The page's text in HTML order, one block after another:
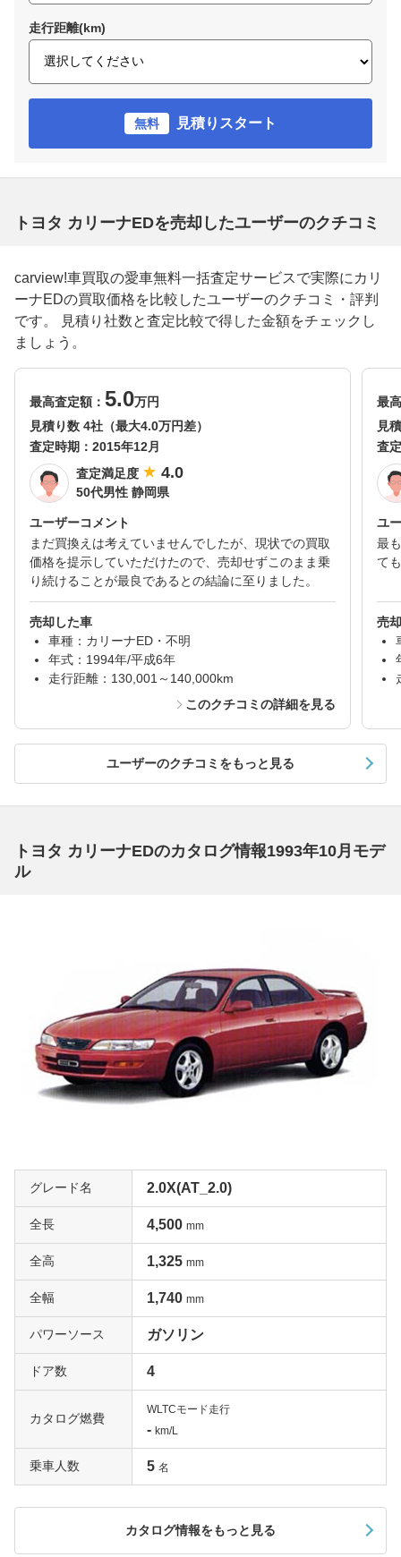
走行距離(km)
無料 見積りスタート
トヨタ カリーナEDを売却したユーザーのクチコミ
carview!車買取の愛車無料一括査定サービスで実際にカリ
ーナEDの買取価格を比較したユーザーのクチコミ・評判
です。 見積り社数と査定比較で得した金額をチェックし
ましょう。
最高査定額： 5.0万円
見積り数 4社（最大4.0万円差）
査定時期： 2015年12月
査定満足度
4.0
50代男性 静岡県
ユーザーコメント
まだ買換えは考えていませんでしたが、現状での買取
価格を提示していただけたので、売却せずこのまま乗
り続けることが最良であるとの結論に至りました。
売却した車
車種：カリーナED・不明
年式：1994年/平成6年
走行距離：130,001～140,000km
このクチコミの詳細を見る
最
見
査
ユ
最
て
売
ユーザーのクチコミをもっと見る
トヨタ カリーナEDのカタログ情報1993年10月モデ
ル
グレード名 2.0X(AT_2.0)
全長 4,500 mm
全高 1,325 mm
全幅 1,740 mm
パワーソース ガソリン
ドア数 4
カタログ燃費
WLTCモード走行
- km/L
乗車人数 5 名
カタログ情報をもっと見る